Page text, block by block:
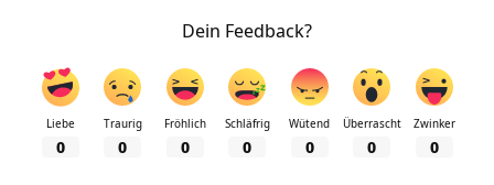
Dein Feedback?
Liebe
0
Traurig
0
Fröhlich
0
Schläfrig
0
Wütend
0
Überrascht
0
Zwinker
0